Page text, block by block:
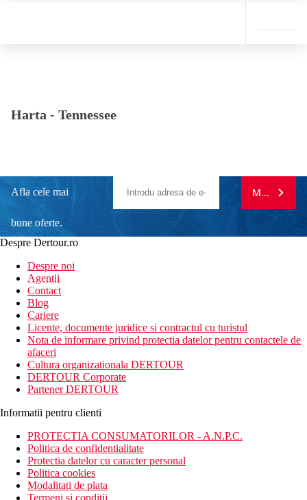
Harta - Tennessee
Afla cele mai
bune oferte.
newsletter!
MA
Despre Dertour.ro
Despre noi
Agentii
Contact
Blog
Cariere
Licente, documente juridice si contractul cu turistul
Nota de informare privind protectia datelor pentru contactele de
afaceri
Cultura organizationala DERTOUR
DERTOUR Corporate
Partener DERTOUR
Informatii pentru clienti
PROTECTIA CONSUMATORILOR - A.N.P.C.
Politica de confidentialitate
Protectia datelor cu caracter personal
Politica cookies
Modalitati de plata